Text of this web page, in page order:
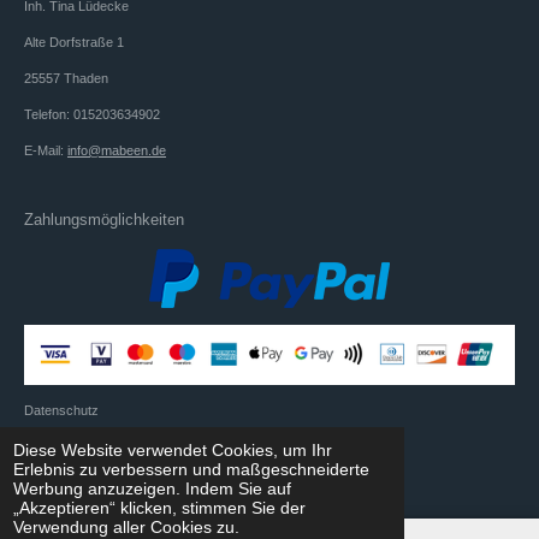
Diese Website verwendet Cookies, um Ihr
Erlebnis zu verbessern und maßgeschneiderte
Werbung anzuzeigen. Indem Sie auf
„Akzeptieren“ klicken, stimmen Sie der
Verwendung aller Cookies zu.
m
Inh. Tina Lüdecke
Alte Dorfstraße 1
25557 Thaden
Telefon: 015203634902
E-Mail: info@mabeen.de
Zahlungsmöglichkeiten
Datenschutz
© 2021 - 2026 mabeen
Mit Unterstützung vonWebador